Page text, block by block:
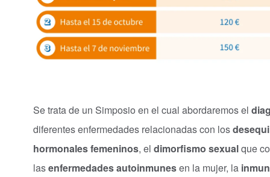
Se trata de un Simposio en el cual abordaremos el
diferentes enfermedades relacionadas con los
hormonales femeninos, el dimorfismo sexualque
lasenfermedades autoinmunesen la mujer, la